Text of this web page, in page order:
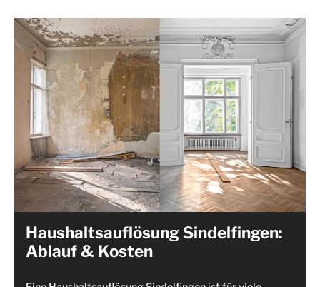
Haushaltsauflösung Sindelfingen:
Ablauf & Kosten